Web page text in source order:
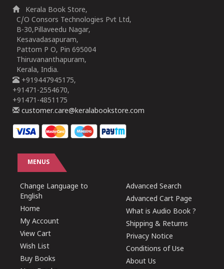
Kerala Book Store,
C/O Consors Technologies Pvt Ltd,
B-30,Pillaveedu Nagar,
Kesavadasapuram,
Pattom P O, Pin 695004
Thiruvananthapuram,
Kerala, India.
+919447945175,
+91471-2554670,
+91471-4851175
customer.care@keralabookstore.com
MENUS
Change Language to
English
Home
My Account
View Cart
Wish List
Buy Books
Advanced Search
Advanced Cart Page
What is Audio Book ?
Shipping & Returns
Privacy Notice
Conditions of Use
About Us